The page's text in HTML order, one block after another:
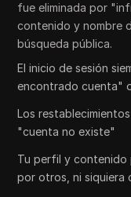
fue eliminada por
contenido y nombre
búsqueda pública.
El inicio de sesión
encontrado cuenta"
Los
"cuenta no existe"
Tu perfil y contenido
por otros, ni siquiera